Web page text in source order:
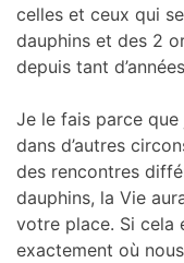
celles et ceux qui
dauphins et des 2
depuis tant
Je le fais parce que
dans d’autres
des rencontres
dauphins, la Vie
votre place. Si cela
exactement où nous